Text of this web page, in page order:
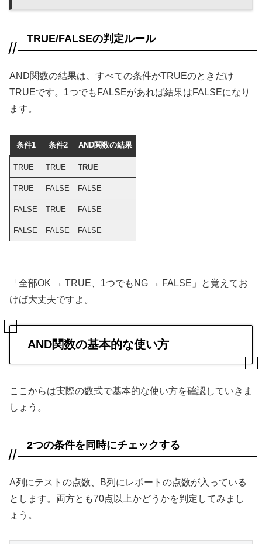
TRUE/FALSEの判定ルール
AND関数の結果は、すべての条件がTRUEのときだけ
TRUEです。1つでもFALSEがあれば結果はFALSEになり
ます。
条件1 条件2 AND関数の結果
TRUE TRUE TRUE
TRUE FALSE FALSE
FALSE TRUE FALSE
FALSE FALSE FALSE
「全部OK → TRUE、1つでもNG → FALSE」と覚えてお
けば大丈夫ですよ。
AND関数の基本的な使い方
ここからは実際の数式で基本的な使い方を確認していきま
しょう。
2つの条件を同時にチェックする
A列にテストの点数、B列にレポートの点数が入っている
とします。両方とも70点以上かどうかを判定してみまし
ょう。